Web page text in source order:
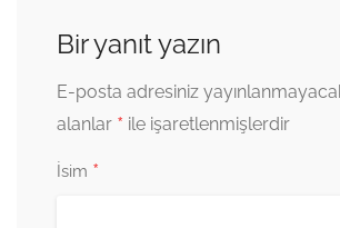
Bir yanıt yazın
E-posta adresiniz
alanlar * ile işaretlenmişlerdir
İsim *